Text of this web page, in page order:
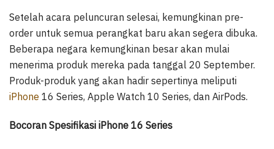
Setelah acara peluncuran selesai, kemungkinan pre-
order untuk semua perangkat baru akan segera dibuka.
Beberapa negara kemungkinan besar akan mulai
menerima produk mereka pada tanggal 20 September.
Produk-produk yang akan hadir sepertinya meliputi
iPhone 16 Series, Apple Watch 10 Series, dan AirPods.
Bocoran Spesifikasi iPhone 16 Series